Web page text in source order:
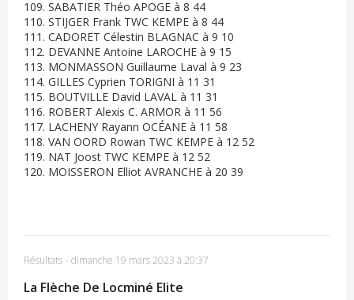
109. SABATIER Théo APOGE à 8 44
110. STIJGER Frank TWC KEMPE à 8 44
111. CADORET Célestin BLAGNAC à 9 10
112. DEVANNE Antoine LAROCHE à 9 15
113. MONMASSON Guillaume Laval à 9 23
114. GILLES Cyprien TORIGNI à 11 31
115. BOUTVILLE David LAVAL à 11 31
116. ROBERT Alexis C. ARMOR à 11 56
117. LACHENY Rayann OCÉANE à 11 58
118. VAN OORD Rowan TWC KEMPE à 12 52
119. NAT Joost TWC KEMPE à 12 52
120. MOISSERON Elliot AVRANCHE à 20 39
Résultats - dimanche 19 mars 2023 à 20:37
La Flèche De Locminé Elite